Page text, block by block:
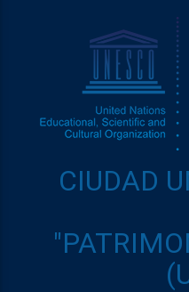
CIUDAD